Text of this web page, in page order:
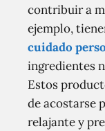
contribuir a
ejemplo,
cuidado
ingredientes
Estos
de acostarse
relajante y